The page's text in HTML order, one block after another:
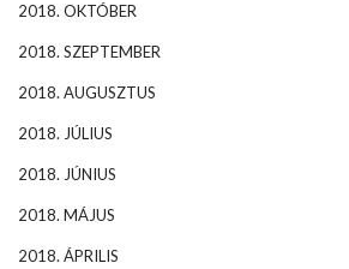
2018. OKTÓBER
2018. SZEPTEMBER
2018. AUGUSZTUS
2018. JÚLIUS
2018. JÚNIUS
2018. MÁJUS
2018. ÁPRILIS